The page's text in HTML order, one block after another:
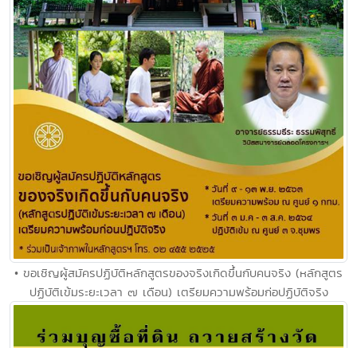
• ขอเชิญผู้สมัครปฏิบัติหลักสูตรของจริงเกิดขึ้นกับคนจริง (หลักสูตร
ปฏิบัติเข้มระยะเวลา ๗ เดือน) เตรียมความพร้อมก่อปฏิบัติจริง